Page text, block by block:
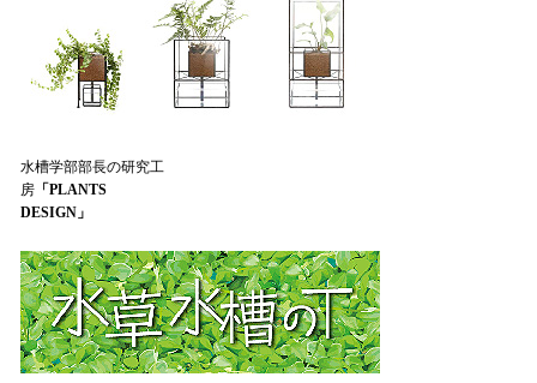
水槽学部部長の研究工
房「PLANTS
DESIGN」